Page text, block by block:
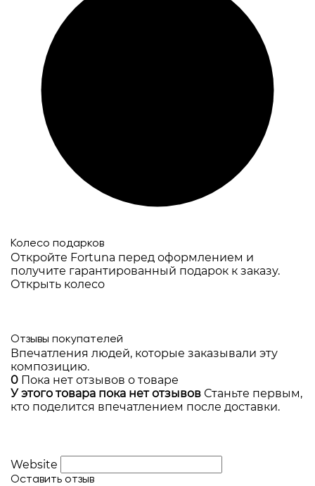
Колесо подарков
Откройте Fortuna перед оформлением и
получите гарантированный подарок к заказу.
Открыть колесо
Отзывы покупателей
Впечатления людей, которые заказывали эту
композицию.
0 Пока нет отзывов о товаре
У этого товара пока нет отзывов Станьте первым,
кто поделится впечатлением после доставки.
Website
Оставить отзыв